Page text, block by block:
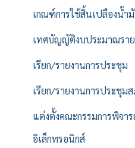
เกณฑ์การใช้สิ้นเปลืองน้ำ
เทศบัญญัติงบประมาณรา
เรียก/รายงานการประชุม
เรียก/รายงานการประชุม
แต่งตั้งคณะกรรมการพิจา
อิเล็กทรอนิกส์